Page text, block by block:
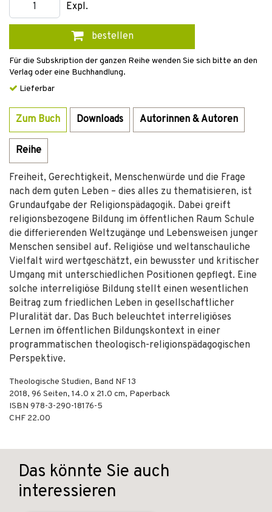
Expl.
bestellen
Für die Subskription der ganzen Reihe wenden Sie sich bitte an den
Verlag oder eine Buchhandlung.
Lieferbar
Zum Buch Downloads Autorinnen & Autoren
Reihe
Freiheit, Gerechtigkeit, Menschenwürde und die Frage
nach dem guten Leben – dies alles zu thematisieren, ist
Grundaufgabe der Religionspädagogik. Dabei greift
religionsbezogene Bildung im öffentlichen Raum Schule
die differierenden Weltzugänge und Lebensweisen junger
Menschen sensibel auf. Religiöse und weltanschauliche
Vielfalt wird wertgeschätzt, ein bewusster und kritischer
Umgang mit unterschiedlichen Positionen gepflegt. Eine
solche interreligiöse Bildung stellt einen wesentlichen
Beitrag zum friedlichen Leben in gesellschaftlicher
Pluralität dar. Das Buch beleuchtet interreligiöses
Lernen im öffentlichen Bildungskontext in einer
programmatischen theologisch-religionspädagogischen
Perspektive.
Theologische Studien, Band NF 13
2018, 96 Seiten, 14.0 x 21.0 cm, Paperback
ISBN 978-3-290-18176-5
CHF 22.00
Das könnte Sie auch
interessieren